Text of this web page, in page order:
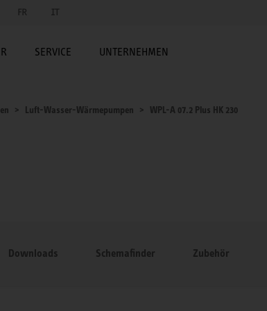
FR IT
SERVICE UNTERNEHMEN
Luft-Wasser-Wärmepumpen WPL-A 07.2 Plus HK 230
Downloads Schemafinder Zubehör